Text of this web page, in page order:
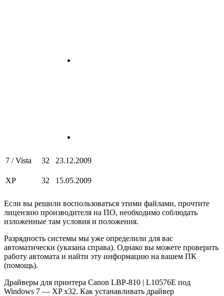
7 / Vista 32 23.12.2009
XP 32 15.05.2009
Если вы решили воспользоваться этими файлами, прочтите
лицензию производителя на ПО, необходимо соблюдать
изложенные там условия и положения.
Разрядность системы мы уже определили для вас
автоматически (указана справа). Однако вы можете проверить
работу автомата и найти эту информацию на вашем ПК
(помощь).
Драйверы для принтера Canon LBP-810 | L10576E под
Windows 7 — XP х32. Как устанавливать драйвер